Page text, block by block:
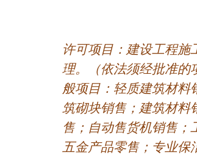
许可项目：建设工程施
理。（依法须经批准的
般项目：轻质建筑材料
筑砌块销售；建筑材料
售；自动售货机销售；
五金产品零售；专业保